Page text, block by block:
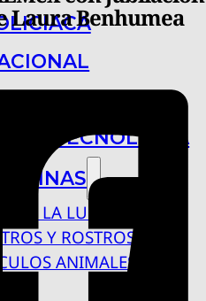
Y TECNOLOGÍA
BAJO LA LUPA
Y ROSTROS
ANIMALES
Laura Benhumea